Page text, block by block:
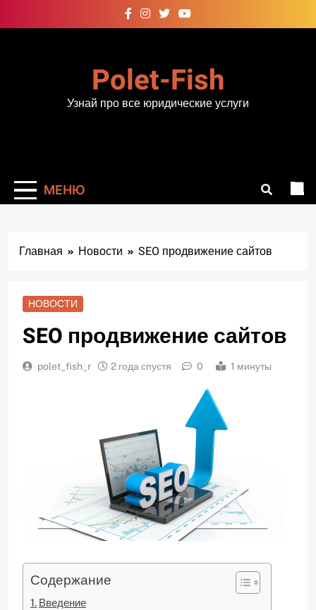
к
Polet-Fish
Узнай про все юридические услуги
МЕНЮ
Главная Новости SEO продвижение сайтов
НОВОСТИ
SEO продвижение сайтов
polet_fish_r 2 года спустя 0 1 минуты
Содержание
Введение